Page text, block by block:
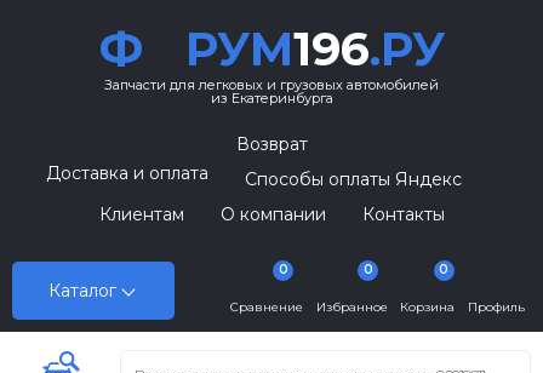
Ф РУМ196.РУ
Запчасти для легковых и грузовых автомобилей
из Екатеринбурга
Каталог
Возврат
Доставка и оплата
Способы оплаты Яндекс
Клиентам
О компании Контакты
Сравнение
0
Избранное
0
Корзина
0
Профиль